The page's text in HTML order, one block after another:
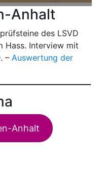
Anhalt
des LSVD
Hass. Interview mit
– Auswertung der
Anhalt